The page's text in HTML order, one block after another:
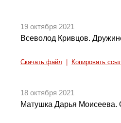
19 октября 2021
Всеволод Кривцов.
Скачать файл Копировать
18 октября 2021
Матушка Дарья Моисеева.